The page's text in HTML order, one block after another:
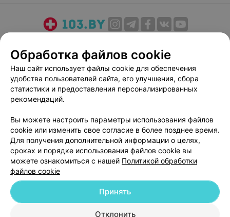
Медицинский маркетинг
Публичный договор
Пользовательское соглашение
Способы оплаты
Вакансии
Партнеры
Персональные настройки cookie
Обработка персональных данных
© 2026 ООО «Артокс Лаб», УНП 191700409| 220012, Республика Беларусь,
Обработка файлов cookie
Наш сайт использует файлы cookie для обеспечения
удобства пользователей сайта, его улучшения, сбора
статистики и предоставления персонализированных
рекомендаций.
Вы можете настроить параметры использования файлов
cookie или изменить свое согласие в более позднее время.
Для получения дополнительной информации о целях,
сроках и порядке использования файлов cookie вы
можете ознакомиться с нашей Политикой обработки
файлов cookie
Отклонить
Принять